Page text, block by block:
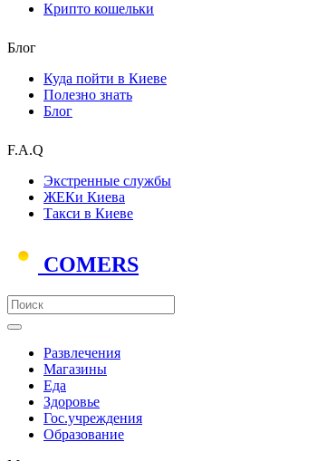
Крипто кошельки
Блог
Куда пойти в Киеве
Полезно знать
Блог
F.A.Q
Экстренные службы
ЖЕКи Киева
Такси в Киеве
COMERS
Развлечения
Магазины
Еда
Здоровье
Гос.учреждения
Образование